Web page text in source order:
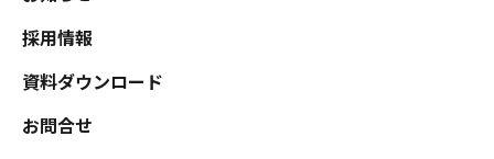
採用情報
資料ダウンロード
お問合せ